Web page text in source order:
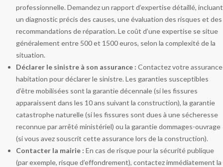
professionnelle. Demandez un rapport d’expertise détaillé, incluant
un diagnostic précis des causes, une évaluation des risques et des
recommandations de réparation. Le coût d’une expertise se situe
généralement entre 500 et 1500 euros, selon la complexité de la
situation.
Déclarer le sinistre à son assurance : Contactez votre assurance
habitation pour déclarer le sinistre. Les garanties susceptibles
d’être mobilisées sont la garantie décennale (si les fissures
apparaissent dans les 10 ans suivant la construction), la garantie
catastrophe naturelle (si les fissures sont dues à une sécheresse
reconnue par arrêté ministériel) ou la garantie dommages-ouvrage
(si vous avez souscrit cette assurance lors de la construction).
Contacter la mairie : En cas de risque pour la sécurité publique
(par exemple, risque d’effondrement), contactez immédiatement la